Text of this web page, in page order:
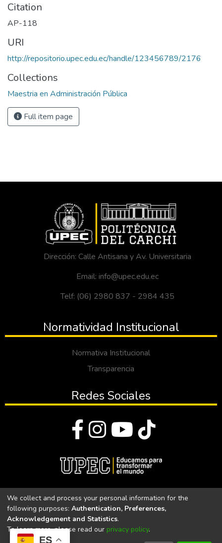
ES
Citation
AP-118
URI
http://repositorio.upec.edu.ec/handle/123456789/2176
Collections
Maestria en Administración Pública
Full item page
Dirección: Calle Antisana y Av. Universitaria
Email: info@upec.edu.ec
Telf: (06) 2980 837 - 2984 435
Normatividad Institucional
Normativa Institucional
Transparencia
Redes Sociales
Universidad Politécnica Estatal del Carchi
Universidad Politécnica Estatal del Carchi | Acreditada por el
We collect and process your personal information for the
following purposes: Authentication, Preferences,
Acknowledgement and Statistics.
To learn more, please read our privacy policy.